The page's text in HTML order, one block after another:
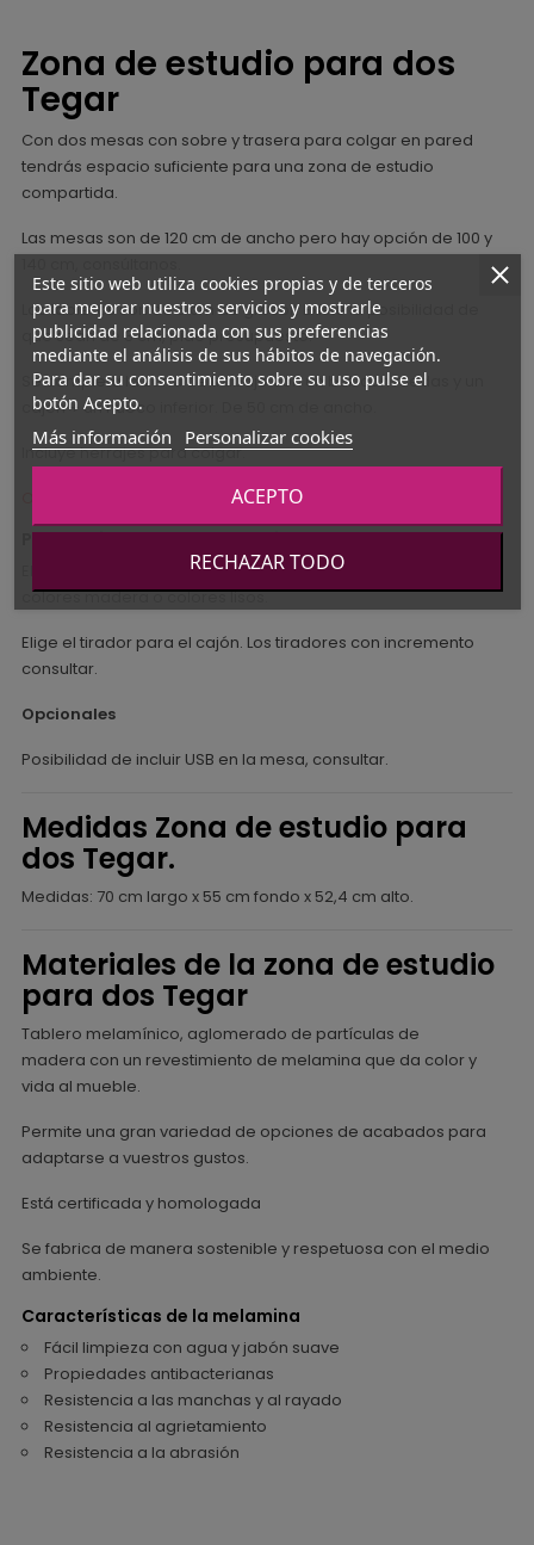
Zona de estudio para dos
Tegar
Con dos mesas con sobre y trasera para colgar en pared
tendrás espacio suficiente para una zona de estudio
compartida.
Las mesas son de 120 cm de ancho pero hay opción de 100 y
Los tableros son de 5 cm de grosor. Existe la posibilidad de
que sean de 3 cm, pide presupuesto.
Se completa la zona de trabajo con un buk con ruedas y un
cajón + un hueco inferior. De 50 cm de ancho.
Incluye herrajes para colgar.
OPCIÓN MONTAJE CONSULTAR
Personaliza la zona de estudio
Elige el color entre los colores de las imágenes:
colores madera o colores lisos.
Elige el tirador para el cajón. Los tiradores con incremento
consultar.
Opcionales
Posibilidad de incluir USB en la mesa, consultar.
Medidas Zona de estudio para
dos Tegar.
Medidas: 70 cm largo x 55 cm fondo x 52,4 cm alto.
Materiales de la zona de estudio
para dos Tegar
Tablero melamínico, aglomerado de partículas de
madera con un revestimiento de melamina que da color y
vida al mueble.
Permite una gran variedad de opciones de acabados para
adaptarse a vuestros gustos.
Está certificada y homologada
Se fabrica de manera sostenible y respetuosa con el medio
ambiente.
Características de la melamina
Fácil limpieza con agua y jabón suave
Propiedades antibacterianas
Resistencia a las manchas y al rayado
Resistencia al agrietamiento
Resistencia a la abrasión
Este sitio web utiliza cookies propias y de terceros
para mejorar nuestros servicios y mostrarle
publicidad relacionada con sus preferencias
mediante el análisis de sus hábitos de navegación.
Para dar su consentimiento sobre su uso pulse el
botón Acepto.
Más información Personalizar cookies
RECHAZAR TODO
ACEPTO